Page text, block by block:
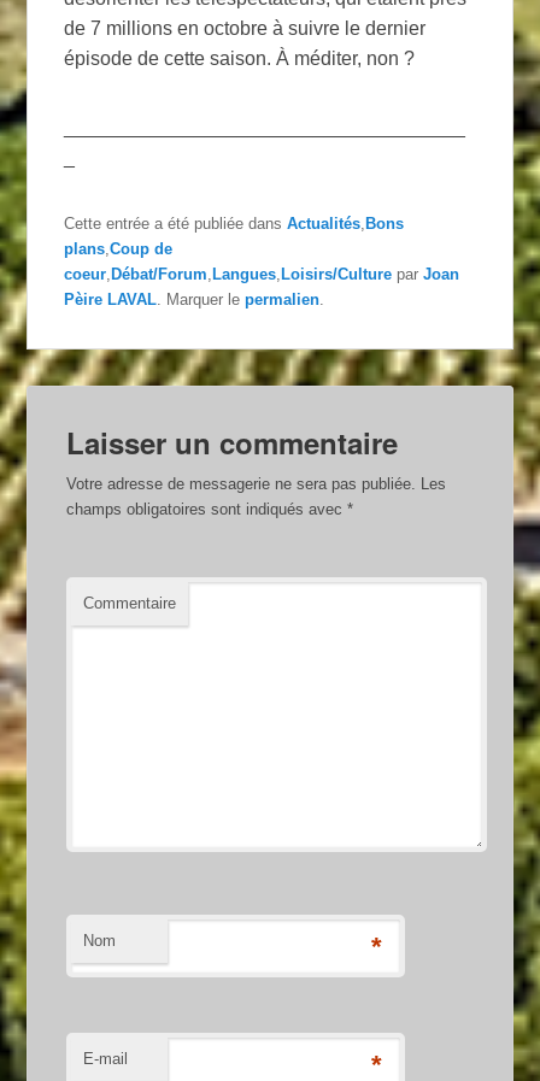
de 7 millions en octobre à suivre le dernier
épisode de cette saison. À méditer, non ?
Cette entrée a été publiée dansActualités ,Bons
plans ,Coup de
coeur ,Débat/Forum ,Langues ,Loisirs/Culture parJoan
Pèire LAVAL . Marquer lepermalien
Laisser un commentaire
Votre adresse de messagerie ne sera pas publiée. Les
champs obligatoires sont indiqués avec*
Commentaire
Nom *
E-mail *